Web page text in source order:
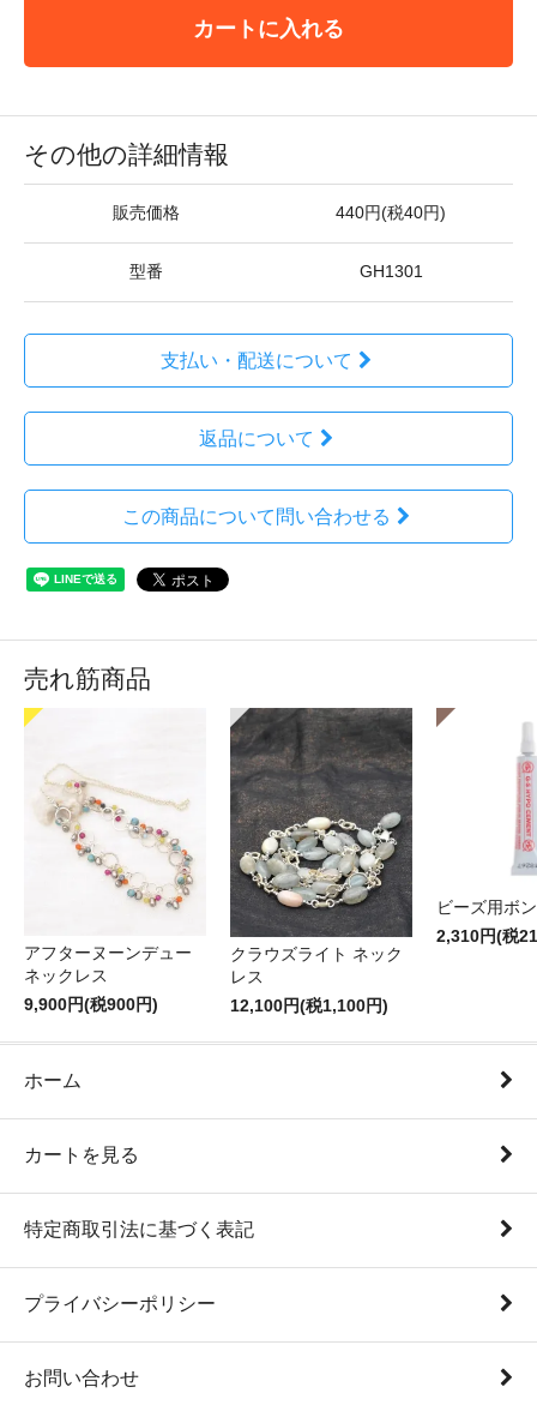
カートに入れる
その他の詳細情報
販売価格 440円(税40円)
型番 GH1301
支払い・配送について
返品について
この商品について問い合わせる
売れ筋商品
アフターヌーンデュー
ネックレス
9,900円(税900円)
クラウズライト ネック
レス
12,100円(税1,100円)
ビーズ用ボ
2,310円(税
ホーム
カートを見る
特定商取引法に基づく表記
プライバシーポリシー
お問い合わせ